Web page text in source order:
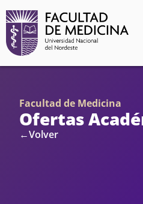
Facultad de Medicina
Ofertas
←Volver